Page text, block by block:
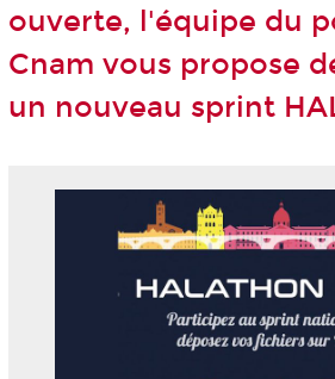
ouverte, l'équipe du
Cnam vous propose
un nouveau sprint